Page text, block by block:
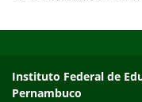
Instituto Federal de
Pernambuco